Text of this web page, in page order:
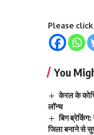
Please
You
केरल के
लॉन्च
बिग
जिला बनाने से